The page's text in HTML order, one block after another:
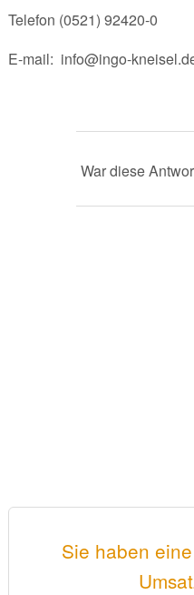
Telefon (0521) 92420-0
E-mail: info@ingo-
War diese
Sie haben